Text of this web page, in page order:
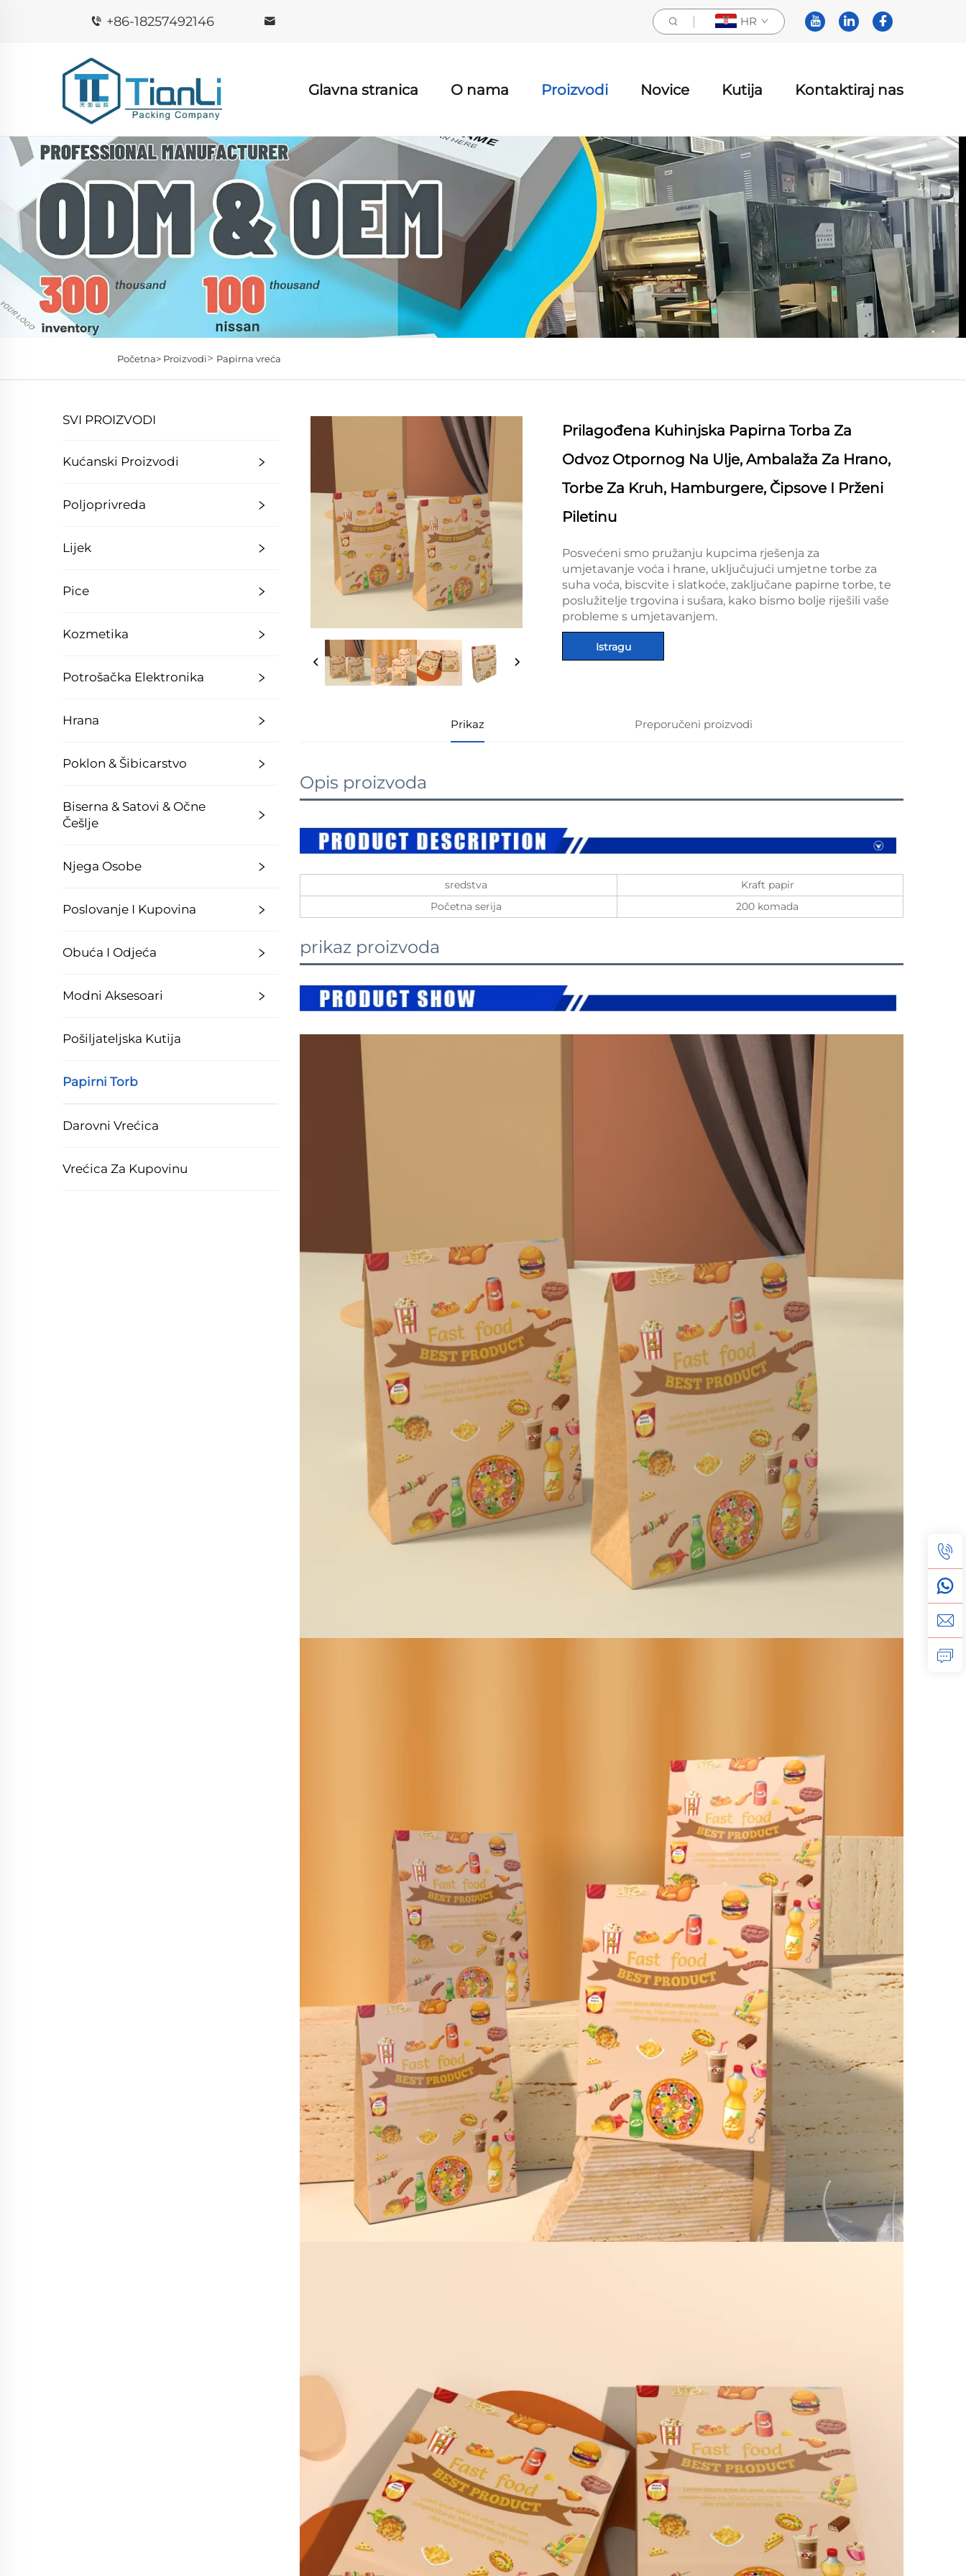
+86-18257492146 HR
Glavna stranica O nama Proizvodi Novice Kutija Kontaktiraj nas
Početna> Proizvodi> Papirna vreća
SVI PROIZVODI
Kućanski Proizvodi
Poljoprivreda
Lijek
Pice
Kozmetika
Potrošačka Elektronika
Hrana
Poklon & Šibicarstvo
Biserna & Satovi & Očne
Češlje
Njega Osobe
Poslovanje I Kupovina
Obuća I Odjeća
Modni Aksesoari
Pošiljateljska Kutija
Papirni Torb
Darovni Vrećica
Vrećica Za Kupovinu
Prilagođena Kuhinjska Papirna Torba Za
Odvoz Otpornog Na Ulje, Ambalaža Za Hrano,
Torbe Za Kruh, Hamburgere, Čipsove I Prženi
Piletinu
Posvećeni smo pružanju kupcima rješenja za
umjetavanje voća i hrane, uključujući umjetne torbe za
suha voća, biscvite i slatkoće, zaključane papirne torbe, te
poslužitelje trgovina i sušara, kako bismo bolje riješili vaše
probleme s umjetavanjem.
Istragu
Prikaz Preporučeni proizvodi
Opis proizvoda
sredstva
Kraft papir
Početna serija
200 komada
prikaz proizvoda